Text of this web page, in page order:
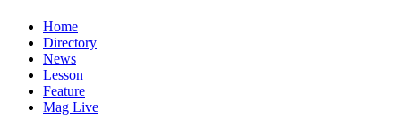
Home
Directory
News
Lesson
Feature
Mag Live